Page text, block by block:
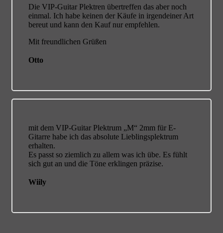
Die VIP-Guitar Plektren übertreffen das aber noch
einmal. Ich habe keinen der Käufe in irgendeiner Art
bereut und kann den Kauf nur empfehlen.
Mit freundlichen Grüßen
Otto
mit dem VIP-Guitar Plektrum „M“ 2mm für E-
Gitarre habe ich das absolute Lieblingsplektrum
erhalten.
Es passt so ziemlich zu allem was ich übe. Es fühlt
sich gut an und die Töne erklingen präzise.
Wiily